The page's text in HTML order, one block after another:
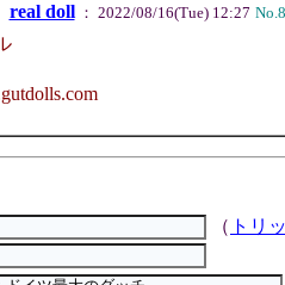
real doll： 2022/08/16(Tue) 12:27
（ トリ